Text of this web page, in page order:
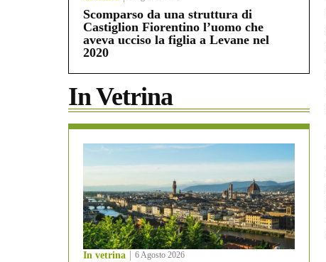
Scomparso da una struttura di
Castiglion Fiorentino l’uomo che
aveva ucciso la figlia a Levane nel
2020
In Vetrina
In vetrina 6 Agosto 2026